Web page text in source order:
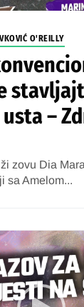
O'REILLY
–
zovu Dia
sa Amelom...